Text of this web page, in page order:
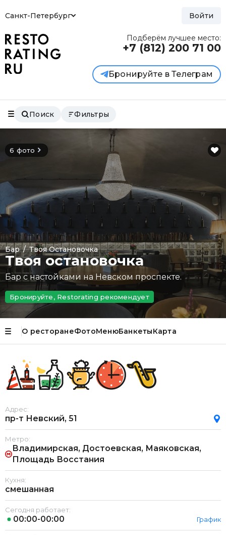
Санкт-Петербург Войти
Подберём лучшее место:
+7 (812) 200 71 00
Бронируйте в Телеграм
Поиск Фильтры
6 фото
Бар / Твоя Остановочка
Твоя остановочка
Бар с настойками на Невском проспекте.
Бронируйте, Restorating рекомендует
О ресторанеФотоМенюБанкетыКарта
Адрес:
пр-т Невский, 51
Метро:
Владимирская, Достоевская, Маяковская,
Площадь Восстания
Кухня:
смешанная
Сегодня работает:
00:00-00:00 График